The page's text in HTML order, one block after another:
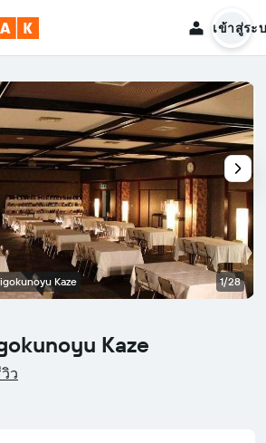
เข้าสู่ระ
Kaze
ว
Kaze 1/28